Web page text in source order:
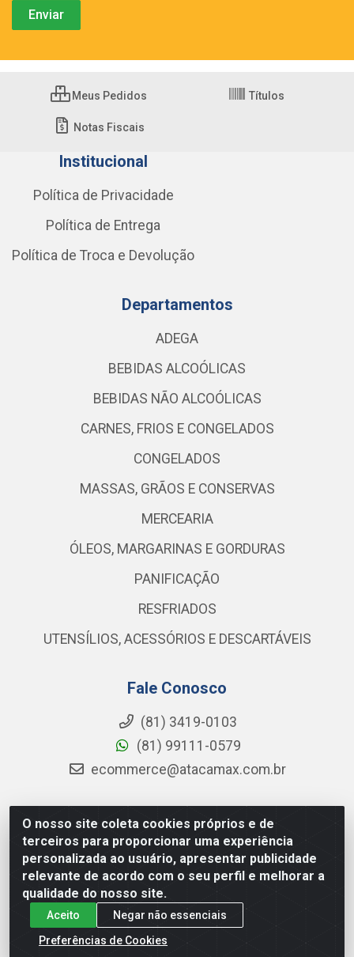
O nosso site coleta cookies próprios e de
terceiros para proporcionar uma experiência
personalizada ao usuário, apresentar publicidade
relevante de acordo com o seu perfil e melhorar a
qualidade do nosso site.
Aceito
Negar não essenciais
Preferências de Cookies
Meus Pedidos Títulos
Notas Fiscais
Institucional
Política de Privacidade
Política de Entrega
Política de Troca e Devolução
Departamentos
ADEGA
BEBIDAS ALCOÓLICAS
BEBIDAS NÃO ALCOÓLICAS
CARNES, FRIOS E CONGELADOS
CONGELADOS
MASSAS, GRÃOS E CONSERVAS
MERCEARIA
ÓLEOS, MARGARINAS E GORDURAS
PANIFICAÇÃO
RESFRIADOS
UTENSÍLIOS, ACESSÓRIOS E DESCARTÁVEIS
Fale Conosco
(81) 3419-0103
(81) 99111-0579
ecommerce@atacamax.com.br
Atacamax Importadora de Alimentos LTDA - RODOVIA BR-
101 - SUL, KM 79,60 GP E GALPAO:D - Muribeca, Jaboatão dos
Guararapes - PE, 54355-010 - CNPJ 08.305.623/0001-84